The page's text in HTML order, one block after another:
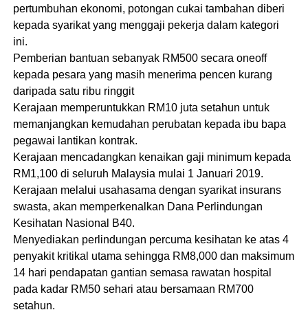
pertumbuhan ekonomi, potongan cukai tambahan diberi
kepada syarikat yang menggaji pekerja dalam kategori
ini.
Pemberian bantuan sebanyak RM500 secara oneoff
kepada pesara yang masih menerima pencen kurang
daripada satu ribu ringgit
Kerajaan memperuntukkan RM10 juta setahun untuk
memanjangkan kemudahan perubatan kepada ibu bapa
pegawai lantikan kontrak.
Kerajaan mencadangkan kenaikan gaji minimum kepada
RM1,100 di seluruh Malaysia mulai 1 Januari 2019.
Kerajaan melalui usahasama dengan syarikat insurans
swasta, akan memperkenalkan Dana Perlindungan
Kesihatan Nasional B40.
Menyediakan perlindungan percuma kesihatan ke atas 4
penyakit kritikal utama sehingga RM8,000 dan maksimum
14 hari pendapatan gantian semasa rawatan hospital
pada kadar RM50 sehari atau bersamaan RM700
setahun.